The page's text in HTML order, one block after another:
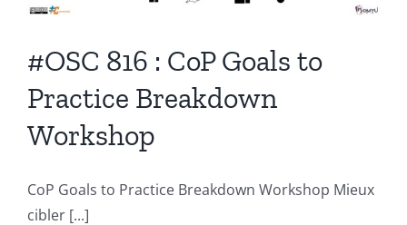
#OSC 816 : CoP Goals to
Practice Breakdown
Workshop
CoP Goals to Practice Breakdown Workshop Mieux
cibler [...]